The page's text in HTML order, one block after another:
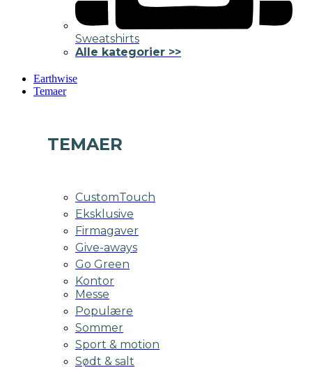
Sweatshirts
Alle kategorier >>
Earthwise
Temaer
TEMAER
CustomTouch
Eksklusive
Firmagaver
Give-aways
Go Green
Kontor
Messe
Populære
Sommer
Sport & motion
Sødt & salt